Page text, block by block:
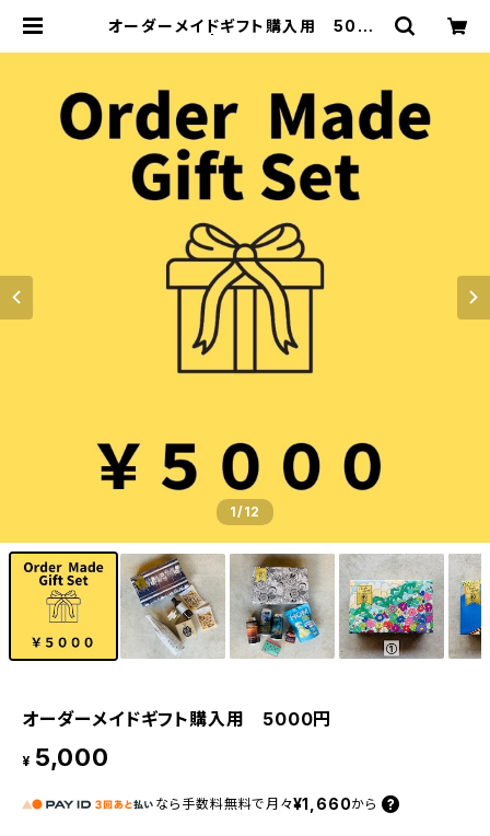
オーダーメイドギフト購入用 5000
1/12
オーダーメイドギフト購入用 5000円
¥ 5,000
なら 手数料無料で 月々¥1,660から